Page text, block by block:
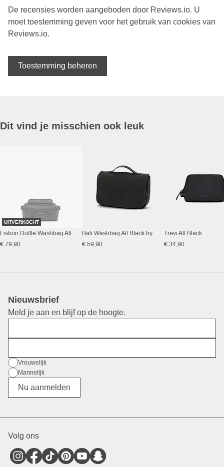
De recensies worden aangeboden door Reviews.io. U
moet toestemming geven voor het gebruik van cookies van
Reviews.io.
Toestemming beheren
Dit vind je misschien ook leuk
UITVERKOCHT
Lisbon Duffle Washbag All Black
€ 79,90
Bali Washbag All Black by Mariefeandjakesnow
€ 59,90
Trevi All Black
€ 34,90
Nieuwsbrief
Meld je aan en blijf op de hoogte.
Geslacht
Vrouwelijk
Mannelijk
Divers
Nu aanmelden
Volg ons